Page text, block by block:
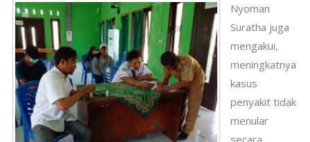
Nyoman
Suratha juga
mengakui,
meningkatnya
kasus
penyakit tidak
menular
secara